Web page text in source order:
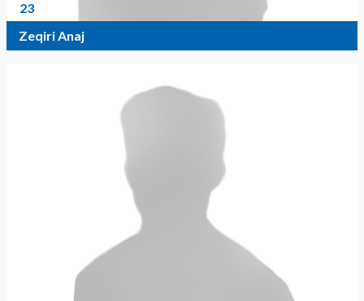
23
Zeqiri Anaj